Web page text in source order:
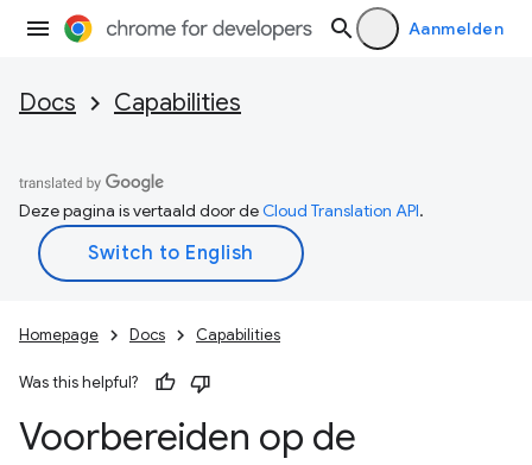
Aanmelden
Docs Capabilities
Deze pagina is vertaald door deCloud Translation API.
Homepage Docs Capabilities
Was this helpful?
Voorbereiden op de